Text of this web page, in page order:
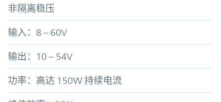
非隔离稳压
输入：8 – 60V
输出：10 – 54V
功率：高达 150W 持续电流